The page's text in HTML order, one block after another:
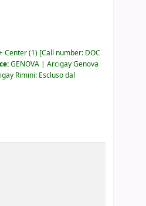
Center(1) Call number: DOC
GENOVA | Arcigay Genova
Rimini: Escluso dal